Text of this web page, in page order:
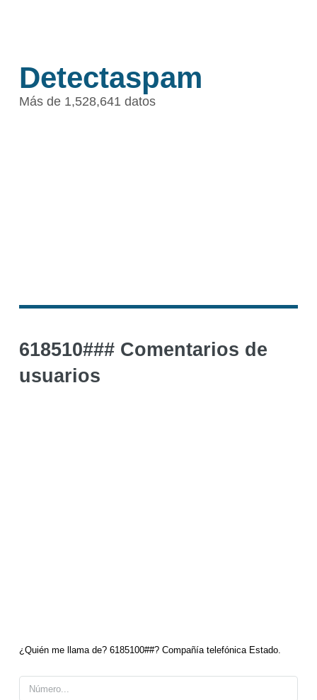
Detectaspam
Más de 1,528,641 datos
618510### Comentarios de
usuarios
¿Quién me llama de? 6185100##? Compañía telefónica Estado.